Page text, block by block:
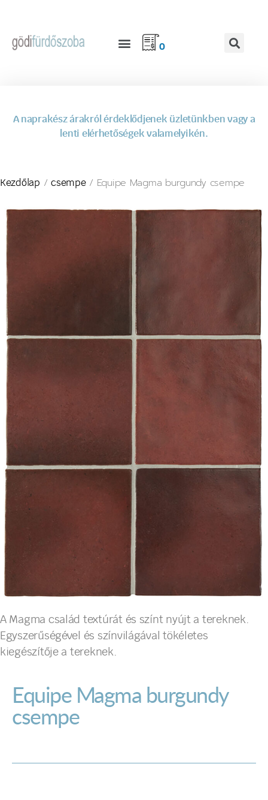
0
A naprakész árakról érdeklődjenek üzletünkben vagy a
lenti elérhetőségek valamelyikén.
Kezdőlap /csempe/ Equipe Magma burgundy csempe
A Magma család textúrát és színt nyújt a tereknek.
Egyszerűségével és színvilágával tökéletes
kiegészítője a tereknek.
Equipe Magma burgundy
csempe